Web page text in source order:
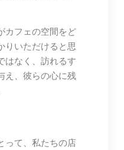
カフェの空間をど
りいただけると思
はなく、訪れるす
え、彼らの心に残
って、私たちの店